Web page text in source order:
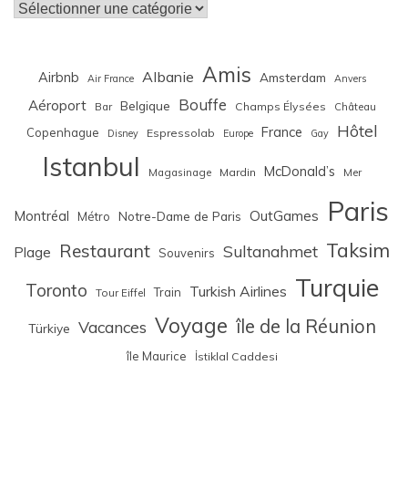
Catégories
Airbnb Air France Albanie Amis Amsterdam Anvers
Aéroport Bar Belgique Bouffe Champs Élysées Château
Copenhague Disney Espressolab Europe France Gay Hôtel
Istanbul Magasinage Mardin McDonald’s Mer
Montréal Métro Notre-Dame de Paris OutGames Paris
Plage Restaurant Souvenirs Sultanahmet Taksim
Toronto Tour Eiffel Train Turkish Airlines Turquie
Türkiye Vacances Voyage île de la Réunion
île Maurice İstiklal Caddesi